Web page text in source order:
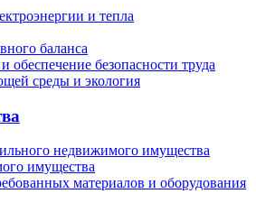
и тепла
баланса
обеспечение безопасности труда
среды и экология
недвижимого имущества
имущества
материалов и оборудования